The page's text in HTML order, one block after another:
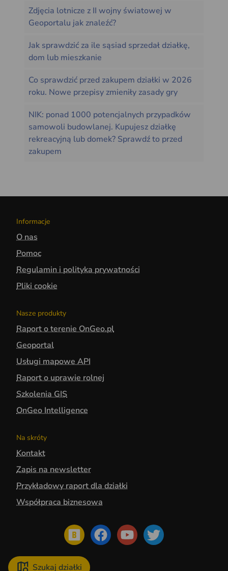
Zdjęcia lotnicze z II wojny światowej w
Geoportalu jak znaleźć?
Jak sprawdzić za ile sąsiad sprzedał działkę,
dom lub mieszkanie
Co sprawdzić przed zakupem działki w 2026
roku. Nowe przepisy zmieniły zasady gry
NIK: ponad 1000 potencjalnych przypadków
samowoli budowlanej. Kupujesz działkę
rekreacyjną lub domek? Sprawdź to przed
zakupem
Informacje
O nas
Pomoc
Regulamin i polityka prywatności
Pliki cookie
Nasze produkty
Raport o terenie OnGeo.pl
Geoportal
Usługi mapowe API
Raport o uprawie rolnej
Szkolenia GIS
OnGeo Intelligence
Na skróty
Kontakt
Zapis na newsletter
Przykładowy raport dla działki
Współpraca biznesowa
Szukaj działki